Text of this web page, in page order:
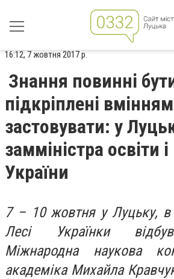
16:12, 7 жовтня 2017 р.
Знання повинні
підкріплені вмінням
застовувати: у
замміністра освіти
України
7 – 10 жовтня у Луцьку, в
Лесі Українки
Міжнародна наукова
академіка Михайла